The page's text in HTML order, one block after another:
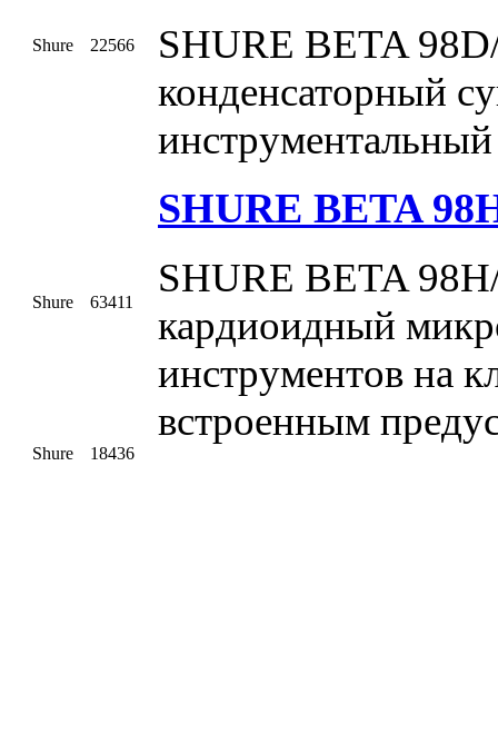
Shure 22566
SHURE BETA
конденсаторный
Shure 63411
SHURE BETA
SHURE BETA
кардиоидный
инструментов на
встроенным
Shure 18436